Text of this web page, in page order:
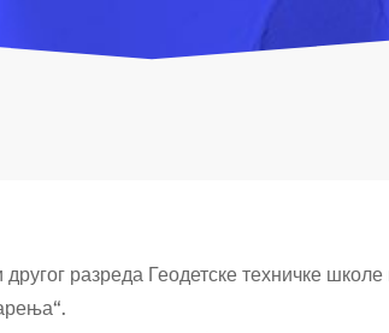
разреда Геодетске техничке